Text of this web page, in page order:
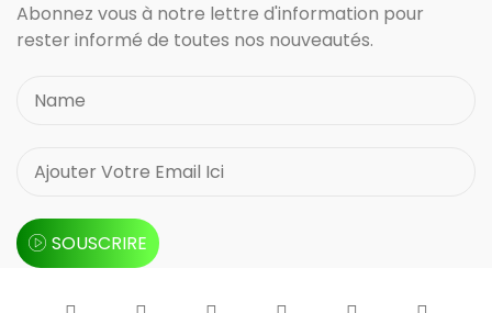
Abonnez vous à notre lettre d'information pour
rester informé de toutes nos nouveautés.
SOUSCRIRE